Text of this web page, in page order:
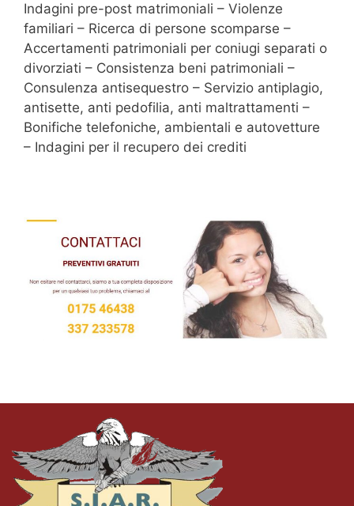
Indagini pre-post matrimoniali – Violenze
familiari – Ricerca di persone scomparse –
Accertamenti patrimoniali per coniugi separati o
divorziati – Consistenza beni patrimoniali –
Consulenza antisequestro – Servizio antiplagio,
antisette, anti pedofilia, anti maltrattamenti –
Bonifiche telefoniche, ambientali e autovetture
– Indagini per il recupero dei crediti